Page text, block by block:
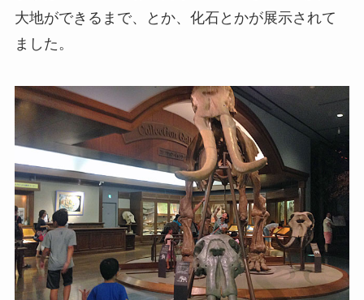
大地ができるまで、とか、化石とかが展示されて
ました。